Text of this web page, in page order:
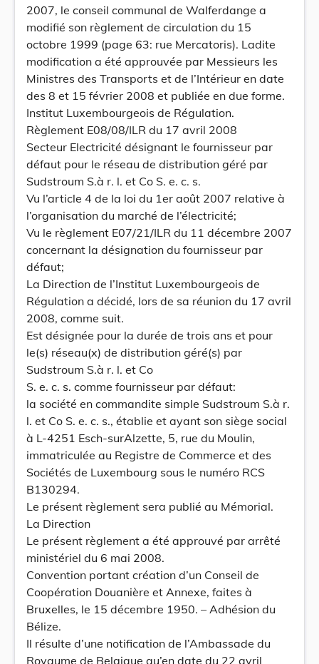
2007, le conseil communal de Walferdange a
modifié son règlement de circulation du 15
octobre 1999 (page 63: rue Mercatoris). Ladite
modification a été approuvée par Messieurs les
Ministres des Transports et de l’Intérieur en date
des 8 et 15 février 2008 et publiée en due forme.
Institut Luxembourgeois de Régulation.
Règlement E08/08/ILR du 17 avril 2008
Secteur Electricité désignant le fournisseur par
défaut pour le réseau de distribution géré par
Sudstroum S.à r. l. et Co S. e. c. s.
Vu l’article 4 de la loi du 1er août 2007 relative à
l’organisation du marché de l’électricité;
Vu le règlement E07/21/ILR du 11 décembre 2007
concernant la désignation du fournisseur par
défaut;
La Direction de l’Institut Luxembourgeois de
Régulation a décidé, lors de sa réunion du 17 avril
2008, comme suit.
Est désignée pour la durée de trois ans et pour
le(s) réseau(x) de distribution géré(s) par
Sudstroum S.à r. l. et Co
S. e. c. s. comme fournisseur par défaut:
la société en commandite simple Sudstroum S.à r.
l. et Co S. e. c. s., établie et ayant son siège social
à L-4251 Esch-surAlzette, 5, rue du Moulin,
immatriculée au Registre de Commerce et des
Sociétés de Luxembourg sous le numéro RCS
B130294.
Le présent règlement sera publié au Mémorial.
La Direction
Le présent règlement a été approuvé par arrêté
ministériel du 6 mai 2008.
Convention portant création d’un Conseil de
Coopération Douanière et Annexe, faites à
Bruxelles, le 15 décembre 1950. – Adhésion du
Bélize.
Il résulte d’une notification de l’Ambassade du
Royaume de Belgique qu’en date du 22 avril